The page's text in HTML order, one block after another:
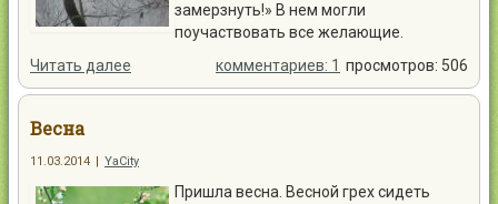
замерзнуть!» В нем могли
поучаствовать все желающие.
Читать далее
просмотров: 506
комментариев: 1
Весна
11.03.2014 | YaCity
Пришла весна. Весной грех сидеть